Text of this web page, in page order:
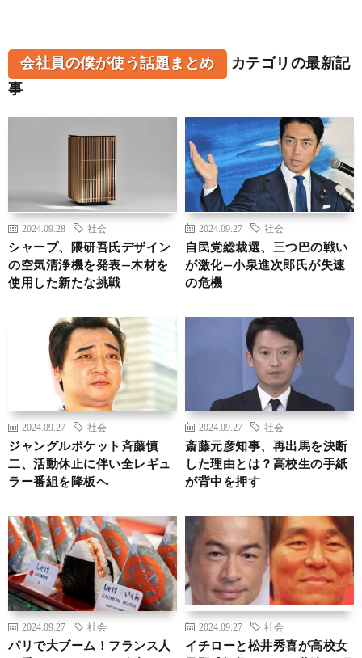
会社員の僕が使う話題まとめ
カテゴリの最新記
事
2024.09.28 社会
シャープ、隈研吾氏デザイン
の空気清浄機を発表—木材を
使用した新たな挑戦
2024.09.27 社会
自民党総裁選、三つ巴の戦い
が激化—小泉進次郎氏が失速
の危機
2024.09.27 社会
ジャングルポケット斉藤慎
二、活動休止に伴い全レギュ
ラー番組を降板へ
2024.09.27 社会
斎藤元彦知事、再出馬を決断
した理由とは？高校生の手紙
が背中を押す
2024.09.27 社会
パリで大ブーム！フランス人
2024.09.27 社会
イチローと松井秀喜が高校女